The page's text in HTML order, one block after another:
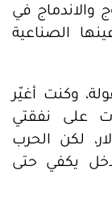
والاندماج في
الصناعية
وكنت أغيّر
على نفقتي
بتكلفة تصل إلى 1500 دولار، لكن الحرب
يكفي حتى